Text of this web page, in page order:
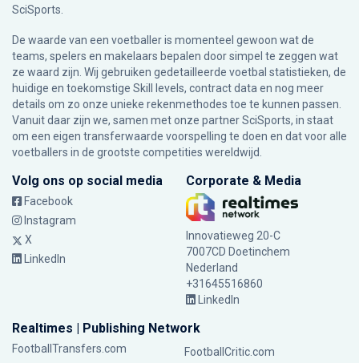
SciSports
De waarde van een voetballer is momenteel gewoon wat de
teams, spelers en makelaars bepalen door simpel te zeggen wat
ze waard zijn. Wij gebruiken gedetailleerde voetbal statistieken, de
huidige en toekomstige Skill levels, contract data en nog meer
details om zo onze unieke rekenmethodes toe te kunnen passen.
Vanuit daar zijn we, samen met onze partner SciSports, in staat
om een eigen transferwaarde voorspelling te doen en dat voor alle
voetballers in de grootste competities wereldwijd.
Volg ons op social media
Facebook
Instagram
X
LinkedIn
Corporate & Media
Innovatieweg 20-C
7007CD Doetinchem
Nederland
+31645516860
LinkedIn
Realtimes | Publishing Network
FootballTransfers.com FootballCritic.com